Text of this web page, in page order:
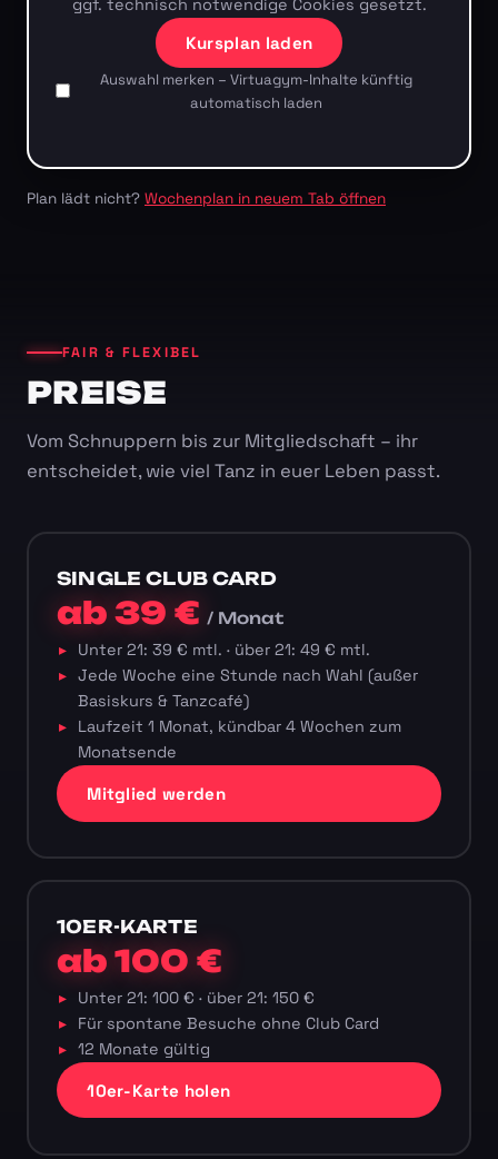
ggf. technisch notwendige Cookies gesetzt.
Kursplan laden
Auswahl merken – Virtuagym-Inhalte künftig
automatisch laden
Plan lädt nicht? Wochenplan in neuem Tab öffnen
FAIR & FLEXIBEL
PREISE
Vom Schnuppern bis zur Mitgliedschaft – ihr
entscheidet, wie viel Tanz in euer Leben passt.
SINGLE CLUB CARD
ab 39 €/ Monat
Unter 21: 39 € mtl. · über 21: 49 € mtl.
Jede Woche eine Stunde nach Wahl (außer
Basiskurs & Tanzcafé)
Laufzeit 1 Monat, kündbar 4 Wochen zum
Monatsende
Mitglied werden
10ER-KARTE
ab 100 €
Unter 21: 100 € · über 21: 150 €
Für spontane Besuche ohne Club Card
12 Monate gültig
10er-Karte holen